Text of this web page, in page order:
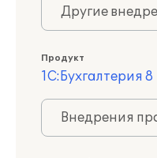
Другие
Продукт
1С:Бухгалтерия 8
Внедрения